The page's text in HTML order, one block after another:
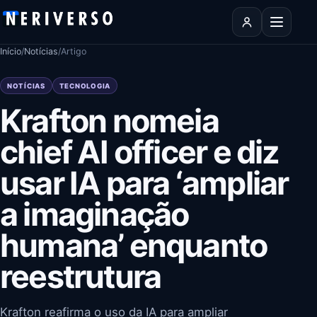
Pular para o conteúdo
Abrir
Início/Notícias/Artigo
NOTÍCIAS TECNOLOGIA
Krafton nomeia
chief AI officer e diz
usar IA para ‘ampliar
a imaginação
humana’ enquanto
reestrutura
Krafton reafirma o uso da IA para ampliar